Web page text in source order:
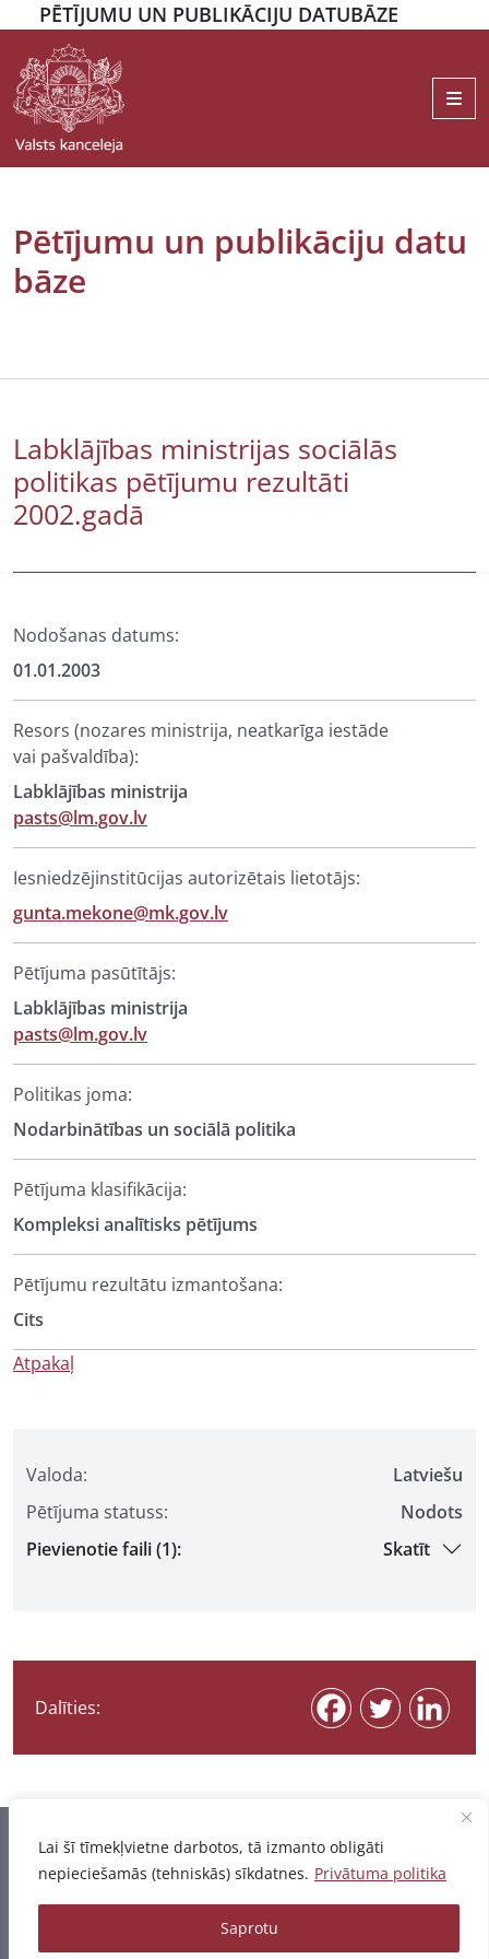
Lai šī tīmekļvietne darbotos, tā izmanto obligāti
nepieciešamās (tehniskās) sīkdatnes. Privātuma politika
Saprotu
PĒTĪJUMU UN PUBLIKĀCIJU DATUBĀZE
Pētījumu un publikāciju datu
bāze
Valoda:
Latviešu
Pētījuma statuss:
Nodots
Pievienotie faili (1):
Skatīt
Dalīties:
Labklājības ministrijas sociālās
politikas pētījumu rezultāti
2002.gadā
Nodošanas datums:
01.01.2003
Resors (nozares ministrija, neatkarīga iestāde
vai pašvaldība):
Labklājības ministrija
pasts@lm.gov.lv
Iesniedzējinstitūcijas autorizētais lietotājs:
gunta.mekone@mk.gov.lv
Pētījuma pasūtītājs:
Labklājības ministrija
pasts@lm.gov.lv
Politikas joma:
Nodarbinātības un sociālā politika
Pētījuma klasifikācija:
Kompleksi analītisks pētījums
Pētījumu rezultātu izmantošana:
Cits
Atpakaļ
Informācija pēdējo reizi atjaunota 06.08.2026
© 2026 - Pētījumu un publikāciju datubāze